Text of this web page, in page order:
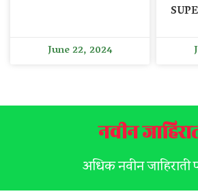
June 22, 2024
नवीन
अधिक नवीन जाहिराती